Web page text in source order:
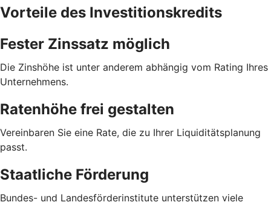
Vorteile des Investitionskredits
Fester Zinssatz möglich
Die Zinshöhe ist unter anderem abhängig vom Rating Ihres
Unternehmens.
Ratenhöhe frei gestalten
Vereinbaren Sie eine Rate, die zu Ihrer Liquiditätsplanung
passt.
Staatliche Förderung
Bundes- und Landesförderinstitute unterstützen viele